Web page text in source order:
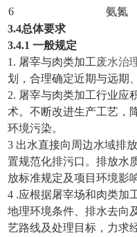
6
氨氮
3.4总体要求
3.4.1 一般规定
1. 屠宰与肉类加工 废水治
划，合理确定近期与远期
2. 屠宰与肉类加工行业应
术。不断改进生产工艺，
环境污染。
3 出水直接向周边水域排
置规范化排污口。排放水
放标准规定及项目环境影
4 .应根据屠宰场和肉类加
地理环境条件、排水去向
艺路线及处理目标，力求